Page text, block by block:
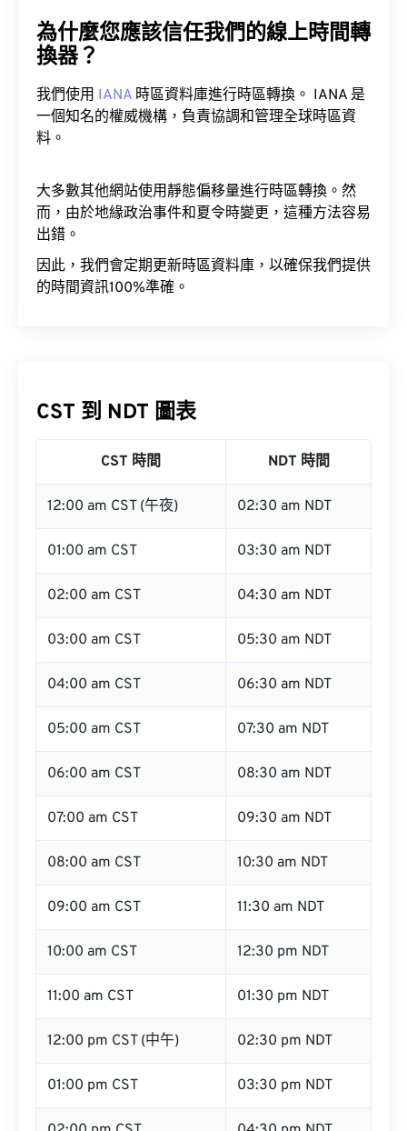
為什麼您應該信任我們的線上時間轉
換器？
我們使用 IANA 時區資料庫進行時區轉換。 IANA 是
一個知名的權威機構，負責協調和管理全球時區資
料。
大多數其他網站使用靜態偏移量進行時區轉換。然
而，由於地緣政治事件和夏令時變更，這種方法容易
出錯。
因此，我們會定期更新時區資料庫，以確保我們提供
的時間資訊100%準確。
CST 到 NDT 圖表
CST 時間 NDT 時間
12:00 am CST (午夜) 02:30 am NDT
01:00 am CST 03:30 am NDT
02:00 am CST 04:30 am NDT
03:00 am CST 05:30 am NDT
04:00 am CST 06:30 am NDT
05:00 am CST 07:30 am NDT
06:00 am CST 08:30 am NDT
07:00 am CST 09:30 am NDT
08:00 am CST 10:30 am NDT
09:00 am CST 11:30 am NDT
10:00 am CST 12:30 pm NDT
11:00 am CST 01:30 pm NDT
12:00 pm CST (中午) 02:30 pm NDT
01:00 pm CST 03:30 pm NDT